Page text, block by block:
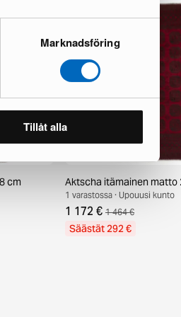
Marknadsföring
Tillåt alla
cm Aktscha itämainen matto
1 varastossa · Upouusi kunto
1 172 € 1 464 €
Säästät 292 €